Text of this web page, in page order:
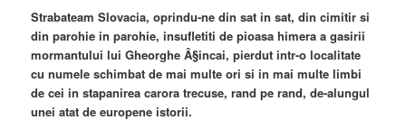
Strabateam Slovacia, oprindu-ne din sat in sat, din cimitir si
din parohie in parohie, insufletiti de pioasa himera a gasirii
mormantului lui Gheorghe Â§incai, pierdut intr-o localitate
cu numele schimbat de mai multe ori si in mai multe limbi
de cei in stapanirea carora trecuse, rand pe rand, de-alungul
unei atat de europene istorii.